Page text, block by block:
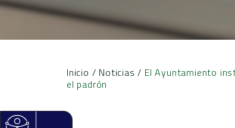
Inicio / Noticias / El Ayuntamiento
el padrón